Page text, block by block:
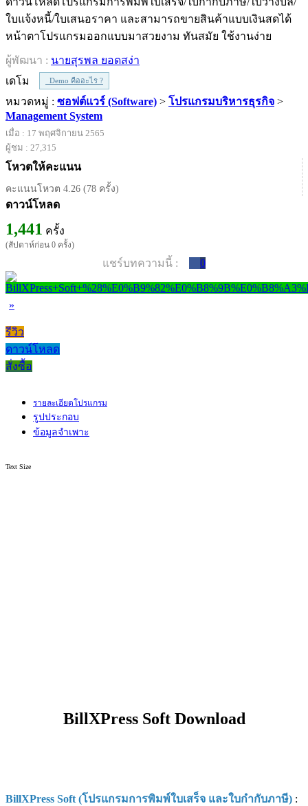
ใบแจ้งหนี้/ใบเสนอราคา และสามารถขายสินค้าแบบเงินสดได้
หน้าตาโปรแกรมออกแบบมาสวยงาม ทันสมัย ใช้งานง่าย
ผู้พัฒนา : นายสุรพล ยอดสง่า
เดโม
Demo คืออะไร ?
หมวดหมู่ : ซอฟต์แวร์ (Software) > โปรแกรมบริหารธุรกิจ >
Management System
เมื่อ : 17 พฤศจิกายน 2565
ผู้ชม : 27,315
โหวตให้คะแนน
คะแนนโหวต 4.26 (78 ครั้ง)
ดาวน์โหลด
1,441 ครั้ง
(สัปดาห์ก่อน 0 ครั้ง)
แชร์บทความนี้ : 0
»
รีวิว
ดาวน์โหลด
สั่งซื้อ
รายละเอียดโปรแกรม
รูปประกอบ
ข้อมูลจำเพาะ
Text Size
BillXPress Soft Download
BillXPress Soft (โปรแกรมการพิมพ์ใบเสร็จ และใบกำกับภาษี) :